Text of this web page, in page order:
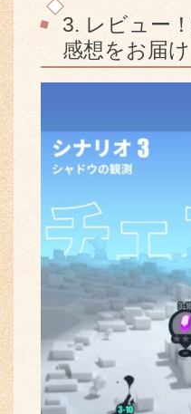
3. レビュー
感想をお届け